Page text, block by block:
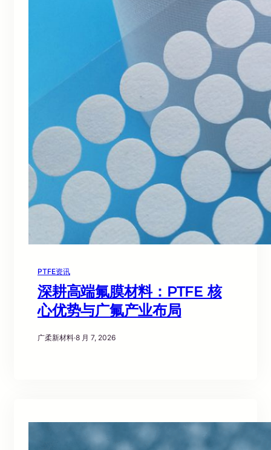
PTFE资讯
深耕高端氟膜材料：PTFE 核
心优势与广氟产业布局
广柔新材料·8 月 7, 2026